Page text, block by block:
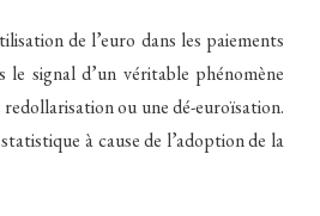
de l’euro dans les paiements
le signal d’un véritable phénomène
ou une dé-euroïsation.
à cause de l’adoption de la